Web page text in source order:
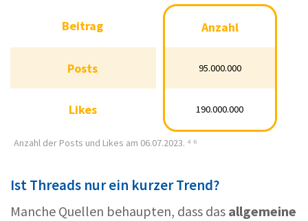
Anzahl
95.000.000
190.000.000
Anzahl
95.000.000
190.000.000
Beitrag
Posts
Likes
Anzahl der Posts und Likes am 06.07.2023. ⁴ ⁶
Ist Threads nur ein kurzer Trend?
Manche Quellen behaupten, dass das allgemeine